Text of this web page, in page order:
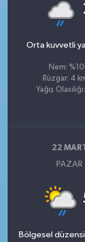
Orta kuvvetli
Nem:
Rüzgar: 4
Yağış
22
PAZAR
Bölgesel